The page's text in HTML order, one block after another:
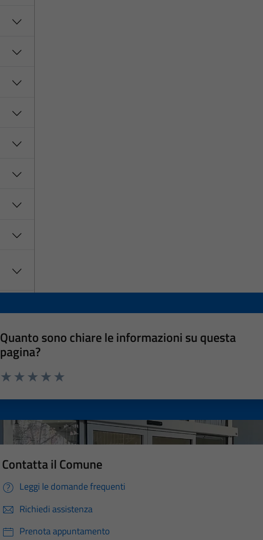
Quanto sono chiare le informazioni su questa
pagina?
Contatta il Comune
Leggi le domande frequenti
Richiedi assistenza
Prenota appuntamento